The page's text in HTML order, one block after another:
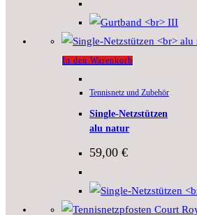
In den Warenkorb
Tennisnetz und Zubehör
Single-Netzstützen
alu natur
59,00 €